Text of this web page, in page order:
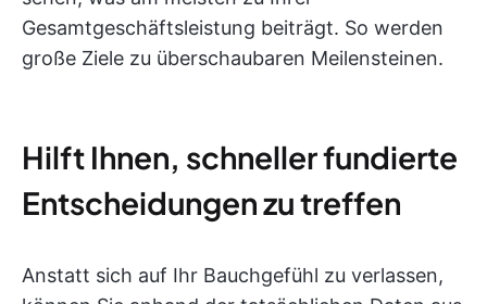
Gesamtgeschäftsleistung beiträgt. So werden
große Ziele zu überschaubaren Meilensteinen.
Hilft Ihnen, schneller fundierte
Entscheidungen zu treffen
Anstatt sich auf Ihr Bauchgefühl zu verlassen,